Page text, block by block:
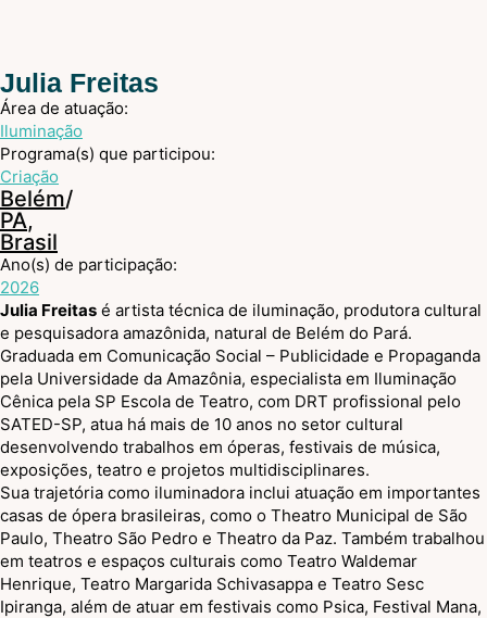
Julia Freitas
Área de atuação:
Iluminação
Programa(s) que participou:
Criação
Belém/
PA,
Brasil
Ano(s) de participação:
2026
Julia Freitas é artista técnica de iluminação, produtora cultural
e pesquisadora amazônida, natural de Belém do Pará.
Graduada em Comunicação Social – Publicidade e Propaganda
pela Universidade da Amazônia, especialista em Iluminação
Cênica pela SP Escola de Teatro, com DRT profissional pelo
SATED-SP, atua há mais de 10 anos no setor cultural
desenvolvendo trabalhos em óperas, festivais de música,
exposições, teatro e projetos multidisciplinares.
Sua trajetória como iluminadora inclui atuação em importantes
casas de ópera brasileiras, como o Theatro Municipal de São
Paulo, Theatro São Pedro e Theatro da Paz. Também trabalhou
em teatros e espaços culturais como Teatro Waldemar
Henrique, Teatro Margarida Schivasappa e Teatro Sesc
Ipiranga, além de atuar em festivais como Psica, Festival Mana,